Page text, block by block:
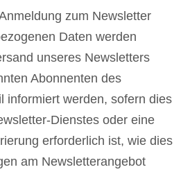
zum Newsletter
Daten werden
unseres Newsletters
Abonnenten des
informiert werden, sofern dies
Dienstes oder eine
erforderlich ist, wie dies
am Newsletterangebot